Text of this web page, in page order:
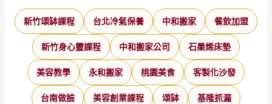
新竹頌缽課程 台北冷氣保養 中和搬家 餐飲加盟
新竹身心靈課程 中和搬家公司 石墨烯床墊
美容教學 永和搬家 桃園美食 客製化沙發
台南做臉 美容創業課程 頌缽 基隆抓漏